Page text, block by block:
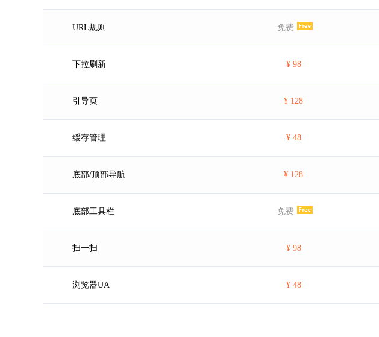
URL规则 免费
下拉刷新 ¥ 98
引导页 ¥ 128
缓存管理 ¥ 48
底部/顶部导航 ¥ 128
底部工具栏 免费
扫一扫 ¥ 98
浏览器UA ¥ 48